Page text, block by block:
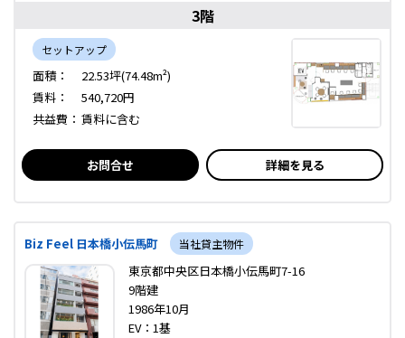
3階
セットアップ
面積：
22.53坪(74.48m²)
賃料：
540,720円
共益費： 賃料に含む
お問合せ 詳細を見る
Biz Feel 日本橋小伝馬町 当社貸主物件
東京都中央区日本橋小伝馬町7-16
9階建
1986年10月
EV：1基